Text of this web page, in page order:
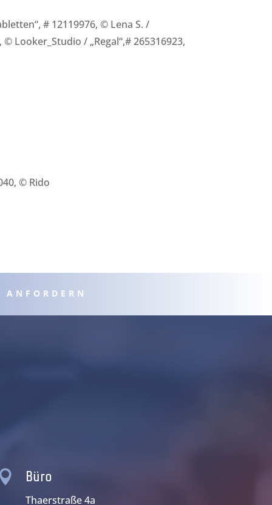
# 12119976, © Lena S. /
Looker_Studio / „Regal“,# 265316923,
© Rido
 Büro
Thaerstraße 4a